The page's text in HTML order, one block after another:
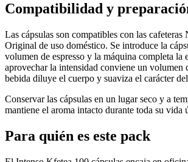
Compatibilidad y
Las cápsulas son compatibles con las cafeteras
Original de uso doméstico. Se introduce la
volumen de espresso y la máquina completa la
aprovechar la intensidad conviene un volumen
bebida diluye el cuerpo y suaviza el carácter
Conservar las cápsulas en un lugar seco y a
mantiene el aroma intacto durante toda su vida
Para quién es este pack